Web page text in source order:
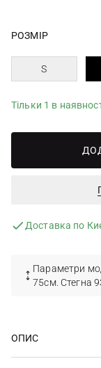
РОЗМІР
S
Тільки 1 в
Доставка по
Параметри
75см. Стегна
ОПИС